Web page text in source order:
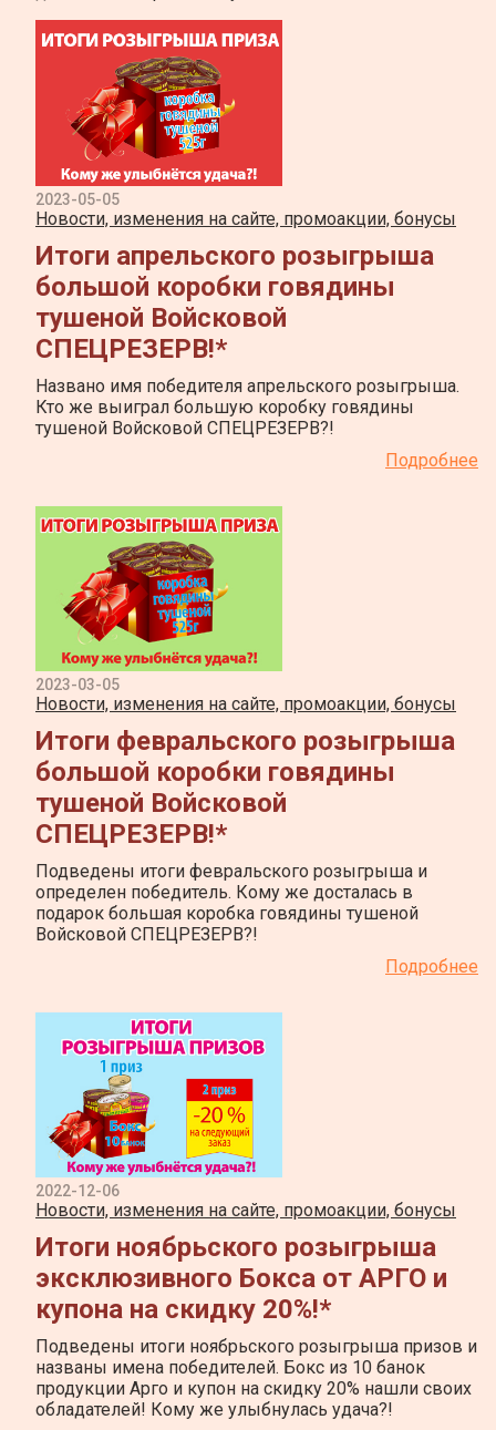
2023-05-05
Новости, изменения на сайте, промоакции, бонусы
Итоги апрельского розыгрыша
большой коробки говядины
тушеной Войсковой
СПЕЦРЕЗЕРВ!*
Названо имя победителя апрельского розыгрыша.
Кто же выиграл большую коробку говядины
тушеной Войсковой СПЕЦРЕЗЕРВ?!
Подробнее
2023-03-05
Новости, изменения на сайте, промоакции, бонусы
Итоги февральского розыгрыша
большой коробки говядины
тушеной Войсковой
СПЕЦРЕЗЕРВ!*
Подведены итоги февральского розыгрыша и
определен победитель. Кому же досталась в
подарок большая коробка говядины тушеной
Войсковой СПЕЦРЕЗЕРВ?!
Подробнее
2022-12-06
Новости, изменения на сайте, промоакции, бонусы
Итоги ноябрьского розыгрыша
эксклюзивного Бокса от АРГО и
купона на скидку 20%!*
Подведены итоги ноябрьского розыгрыша призов и
названы имена победителей. Бокс из 10 банок
продукции Арго и купон на скидку 20% нашли своих
обладателей! Кому же улыбнулась удача?!